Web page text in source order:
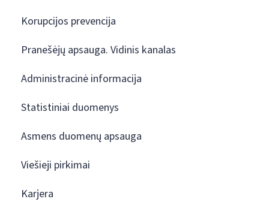
Korupcijos prevencija
Pranešėjų apsauga. Vidinis kanalas
Administracinė informacija
Statistiniai duomenys
Asmens duomenų apsauga
Viešieji pirkimai
Karjera